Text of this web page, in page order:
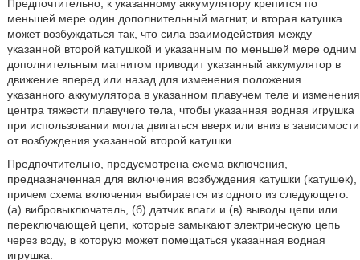
Предпочтительно, к указанному аккумулятору крепится по
меньшей мере один дополнительный магнит, и вторая катушка
может возбуждаться так, что сила взаимодействия между
указанной второй катушкой и указанным по меньшей мере одним
дополнительным магнитом приводит указанный аккумулятор в
движение вперед или назад для изменения положения
указанного аккумулятора в указанном плавучем теле и изменения
центра тяжести плавучего тела, чтобы указанная водная игрушка
при использовании могла двигаться вверх или вниз в зависимости
от возбуждения указанной второй катушки.
Предпочтительно, предусмотрена схема включения,
предназначенная для включения возбуждения катушки (катушек),
причем схема включения выбирается из одного из следующего:
(а) вибровыключатель, (б) датчик влаги и (в) выводы цепи или
переключающей цепи, которые замыкают электрическую цепь
через воду, в которую может помещаться указанная водная
игрушка.